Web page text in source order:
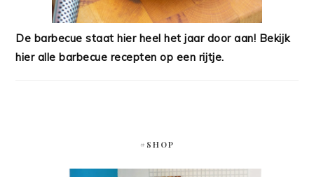
De barbecue staat hier heel het jaar door aan! Bekijk
hier alle barbecue recepten op een rijtje.
#SHOP